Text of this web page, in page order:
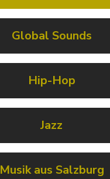
Global Sounds
Hip-Hop
Jazz
Musik aus Salzburg